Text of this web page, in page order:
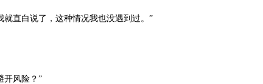
直白说了，这种情况我也没遇到过。”
风险？”